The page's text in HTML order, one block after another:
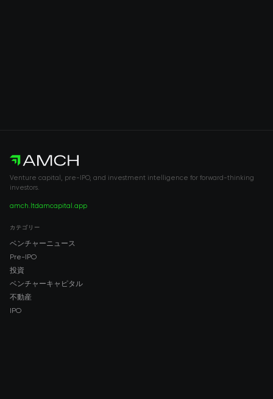
Venture capital, pre-IPO, and investment intelligence for forward-thinking
investors.
amch.ltdamcapital.app
カテゴリー
ベンチャーニュース
Pre-IPO
投資
ベンチャーキャピタル
不動産
IPO